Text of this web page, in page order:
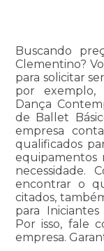
Buscando
Clementino?
para solicitar
por
Dança
de Ballet
empresa
qualificados
equipamentos
necessidade.
encontrar o
citados,
para
Por isso, fale
empresa.